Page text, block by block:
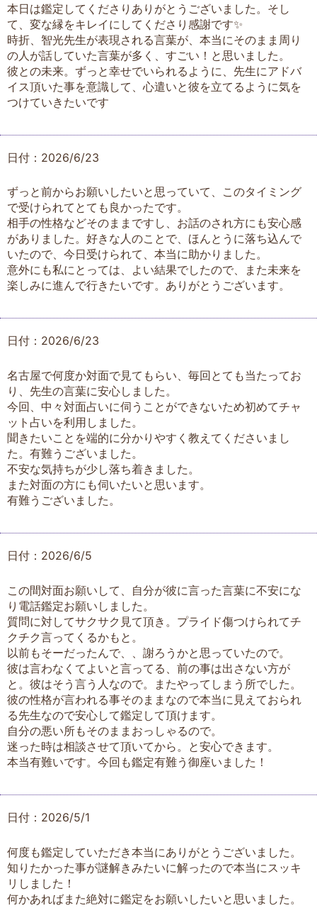
本日は鑑定してくださりありがとうございました。そし
て、変な縁をキレイにしてくださり感謝です✨
時折、智光先生が表現される言葉が、本当にそのまま周り
の人が話していた言葉が多く、すごい！と思いました。
彼との未来。ずっと幸せでいられるように、先生にアドバ
イス頂いた事を意識して、心遣いと彼を立てるように気を
つけていきたいです
日付：2026/6/23
ずっと前からお願いしたいと思っていて、このタイミング
で受けられてとても良かったです。
相手の性格などそのままですし、お話のされ方にも安心感
がありました。好きな人のことで、ほんとうに落ち込んで
いたので、今日受けられて、本当に助かりました。
意外にも私にとっては、よい結果でしたので、また未来を
楽しみに進んで行きたいです。ありがとうございます。
日付：2026/6/23
名古屋で何度か対面で見てもらい、毎回とても当たってお
り、先生の言葉に安心しました。
今回、中々対面占いに伺うことができないため初めてチャ
ット占いを利用しました。
聞きたいことを端的に分かりやすく教えてくださいまし
た。有難うございました。
不安な気持ちが少し落ち着きました。
また対面の方にも伺いたいと思います。
有難うございました。
日付：2026/6/5
この間対面お願いして、自分が彼に言った言葉に不安にな
り電話鑑定お願いしました。
質問に対してサクサク見て頂き。プライド傷つけられてチ
クチク言ってくるかもと。
以前もそーだったんで、、謝ろうかと思っていたので。
彼は言わなくてよいと言ってる、前の事は出さない方が
と。彼はそう言う人なので。またやってしまう所でした。
彼の性格が言われる事そのままなので本当に見えておられ
る先生なので安心して鑑定して頂けます。
自分の悪い所もそのままおっしゃるので。
迷った時は相談させて頂いてから。と安心できます。
本当有難いです。今回も鑑定有難う御座いました！
日付：2026/5/1
何度も鑑定していただき本当にありがとうございました。
知りたかった事が謎解きみたいに解ったので本当にスッキ
リしました！
何かあればまた絶対に鑑定をお願いしたいと思いました。